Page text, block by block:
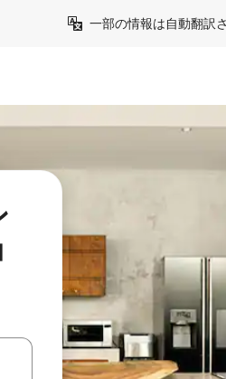
一部の情報は自動翻訳
移動するか、画面をタッチまたはス